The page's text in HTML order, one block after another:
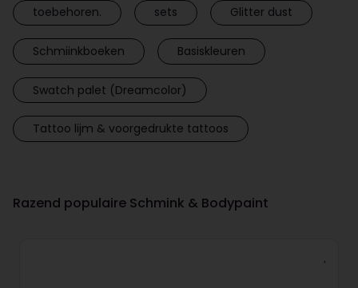
toebehoren. sets Glitter dust
Schmiinkboeken Basiskleuren
Swatch palet (Dreamcolor)
Tattoo lijm & voorgedrukte tattoos
Razend populaire Schmink & Bodypaint